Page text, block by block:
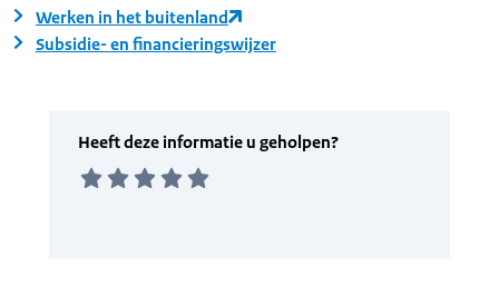
Werken in het buitenland
Subsidie- en financieringswijzer